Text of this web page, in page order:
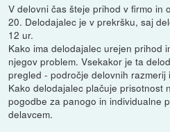
V delovni čas šteje prihod v firmo in
20. Delodajalec je v prekršku, saj
12 ur.
Kako ima delodajalec urejen prihod
njegov problem. Vsekakor je ta
pregled - področje delovnih razmerij
Kako delodajalec plačuje prisotnost
pogodbe za panogo in individualne
delavcem.